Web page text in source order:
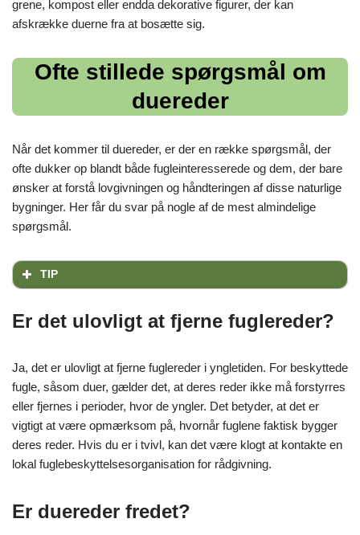
grene, kompost eller endda dekorative figurer, der kan
afskrække duerne fra at bosætte sig.
Ofte stillede spørgsmål om
duereder
Når det kommer til duereder, er der en række spørgsmål, der
ofte dukker op blandt både fugleinteresserede og dem, der bare
ønsker at forstå lovgivningen og håndteringen af disse naturlige
bygninger. Her får du svar på nogle af de mest almindelige
spørgsmål.
TIP
Er det ulovligt at fjerne fuglereder?
Ja, det er ulovligt at fjerne fuglereder i yngletiden. For beskyttede
fugle, såsom duer, gælder det, at deres reder ikke må forstyrres
eller fjernes i perioder, hvor de yngler. Det betyder, at det er
vigtigt at være opmærksom på, hvornår fuglene faktisk bygger
deres reder. Hvis du er i tvivl, kan det være klogt at kontakte en
lokal fuglebeskyttelsesorganisation for rådgivning.
Er duereder fredet?